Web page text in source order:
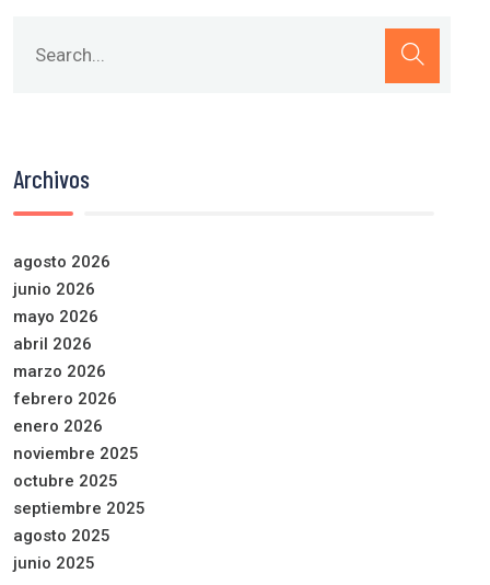
Archivos
agosto 2026
junio 2026
mayo 2026
abril 2026
marzo 2026
febrero 2026
enero 2026
noviembre 2025
octubre 2025
septiembre 2025
agosto 2025
junio 2025